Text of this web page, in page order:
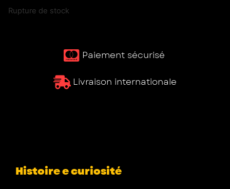
Rupture de stock
Paiement sécurisé ​
Livraison internationale
Histoire e curiosité